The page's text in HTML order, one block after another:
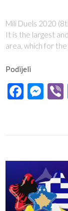
Mili Duels 2020
It is the largest
area, which for
Podijeli